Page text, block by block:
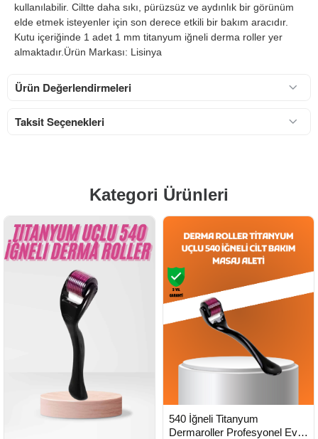
kullanılabilir. Ciltte daha sıkı, pürüzsüz ve aydınlık bir görünüm
elde etmek isteyenler için son derece etkili bir bakım aracıdır.
Kutu içeriğinde 1 adet 1 mm titanyum iğneli derma roller yer
almaktadır.Ürün Markası: Lisinya
Ürün Değerlendirmeleri
Taksit Seçenekleri
Kategori Ürünleri
HIZLI
TESLİMAT
540 İğneli Titanyum
Dermaroller Profesyonel Ev